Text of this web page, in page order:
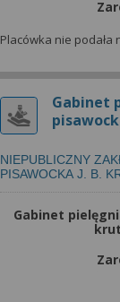
Placówka nie
Gabinet
NIEPUBLICZNY
PISAWOCKA J. B.
Gabinet
możesz też
danych tylko
za pomocą
Więcej
narzędzi
znajdziesz w